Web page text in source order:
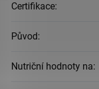
Certifikace:
Původ:
Nutriční hodnoty na: